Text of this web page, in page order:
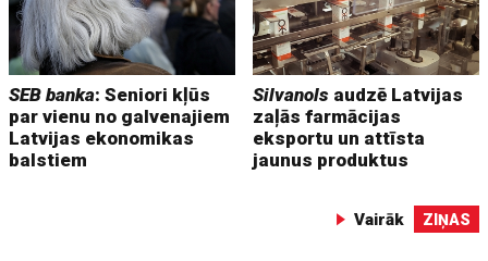
SEB banka: Seniori kļūs
par vienu no galvenajiem
Latvijas ekonomikas
balstiem
Silvanols audzē Latvijas
zaļās farmācijas
eksportu un attīsta
jaunus produktus
Vairāk ZIŅAS